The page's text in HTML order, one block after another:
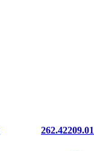
262.42209.01